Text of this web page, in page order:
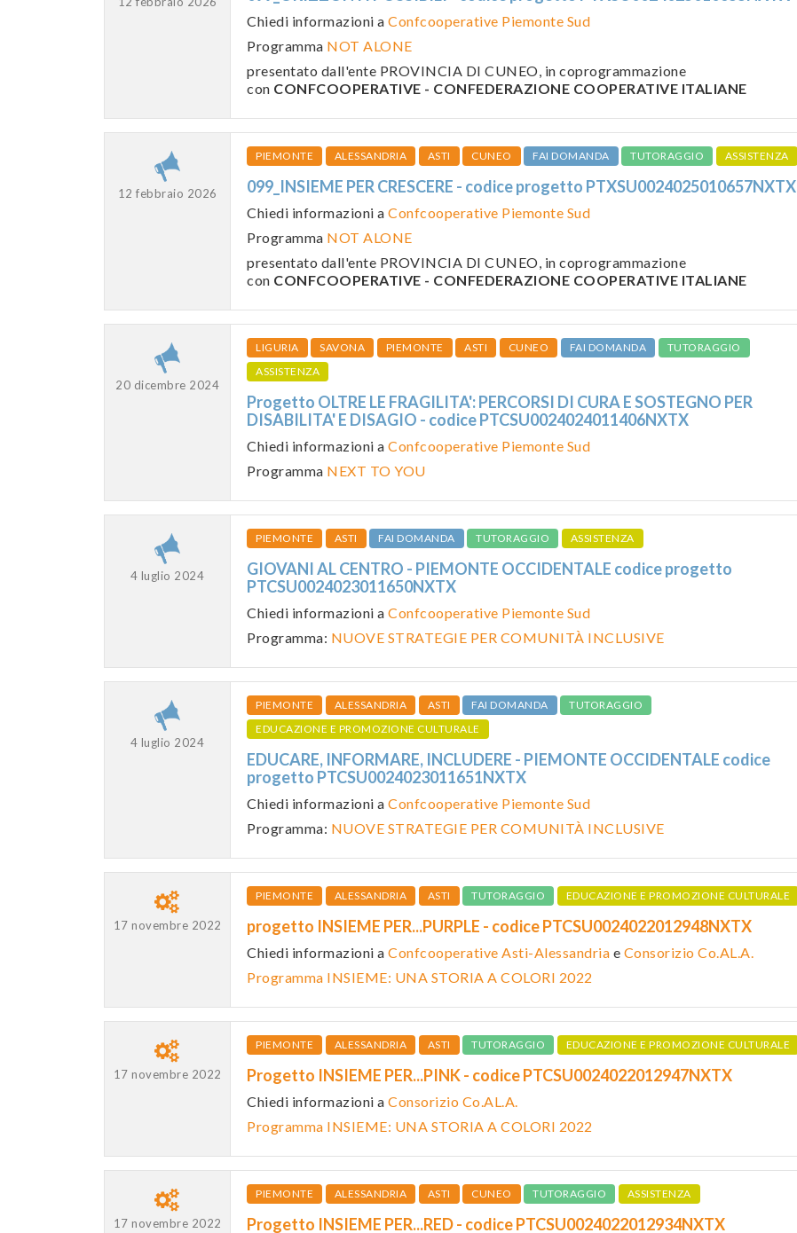
Chiedi informazioni a Confcooperative Piemonte Sud
Programma NOT ALONE
presentato dall'ente PROVINCIA DI CUNEO, in coprogrammazione
con CONFCOOPERATIVE - CONFEDERAZIONE COOPERATIVE ITALIANE
12 febbraio 2026
PIEMONTE ALESSANDRIA ASTI CUNEO FAI DOMANDA TUTORAGGIO ASSISTENZA
099_INSIEME PER CRESCERE - codice progetto PTXSU0024025010657NXTX
Chiedi informazioni a Confcooperative Piemonte Sud
Programma NOT ALONE
presentato dall'ente PROVINCIA DI CUNEO, in coprogrammazione
con CONFCOOPERATIVE - CONFEDERAZIONE COOPERATIVE ITALIANE
20 dicembre 2024
LIGURIA SAVONA PIEMONTE ASTI CUNEO FAI DOMANDA
TUTORAGGIO
ASSISTENZA
Progetto OLTRE LE FRAGILITA': PERCORSI DI CURA E SOSTEGNO PER
DISABILITA' E DISAGIO - codice PTCSU0024024011406NXTX
Chiedi informazioni a Confcooperative Piemonte Sud
Programma NEXT TO YOU
4 luglio 2024
PIEMONTE ASTI FAI DOMANDA TUTORAGGIO ASSISTENZA
GIOVANI AL CENTRO - PIEMONTE OCCIDENTALE codice progetto
PTCSU0024023011650NXTX
Chiedi informazioni a Confcooperative Piemonte Sud
Programma: NUOVE STRATEGIE PER COMUNITÀ INCLUSIVE
4 luglio 2024
PIEMONTE ALESSANDRIA ASTI FAI DOMANDA
TUTORAGGIO
EDUCAZIONE E PROMOZIONE CULTURALE
EDUCARE, INFORMARE, INCLUDERE - PIEMONTE OCCIDENTALE codice
progetto PTCSU0024023011651NXTX
Chiedi informazioni a Confcooperative Piemonte Sud
Programma: NUOVE STRATEGIE PER COMUNITÀ INCLUSIVE
17 novembre 2022
PIEMONTE ALESSANDRIA ASTI TUTORAGGIO EDUCAZIONE E PROMOZIONE CULTURALE
progetto INSIEME PER...PURPLE - codice PTCSU0024022012948NXTX
Chiedi informazioni a Confcooperative Asti-Alessandria e Consorizio Co.AL.A.
Programma INSIEME: UNA STORIA A COLORI 2022
17 novembre 2022
PIEMONTE ALESSANDRIA ASTI TUTORAGGIO EDUCAZIONE E PROMOZIONE CULTURALE
Progetto INSIEME PER...PINK - codice PTCSU0024022012947NXTX
Chiedi informazioni a Consorizio Co.AL.A.
Programma INSIEME: UNA STORIA A COLORI 2022
17 novembre 2022
PIEMONTE ALESSANDRIA ASTI CUNEO TUTORAGGIO ASSISTENZA
Progetto INSIEME PER...RED - codice PTCSU0024022012934NXTX